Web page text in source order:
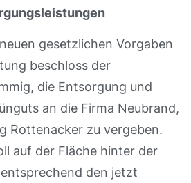
gesetzlichen Vorgaben
beschloss der
die Entsorgung und
an die Firma Neubrand,
Rottenacker zu vergeben.
auf der Fläche hinter der
den jetzt